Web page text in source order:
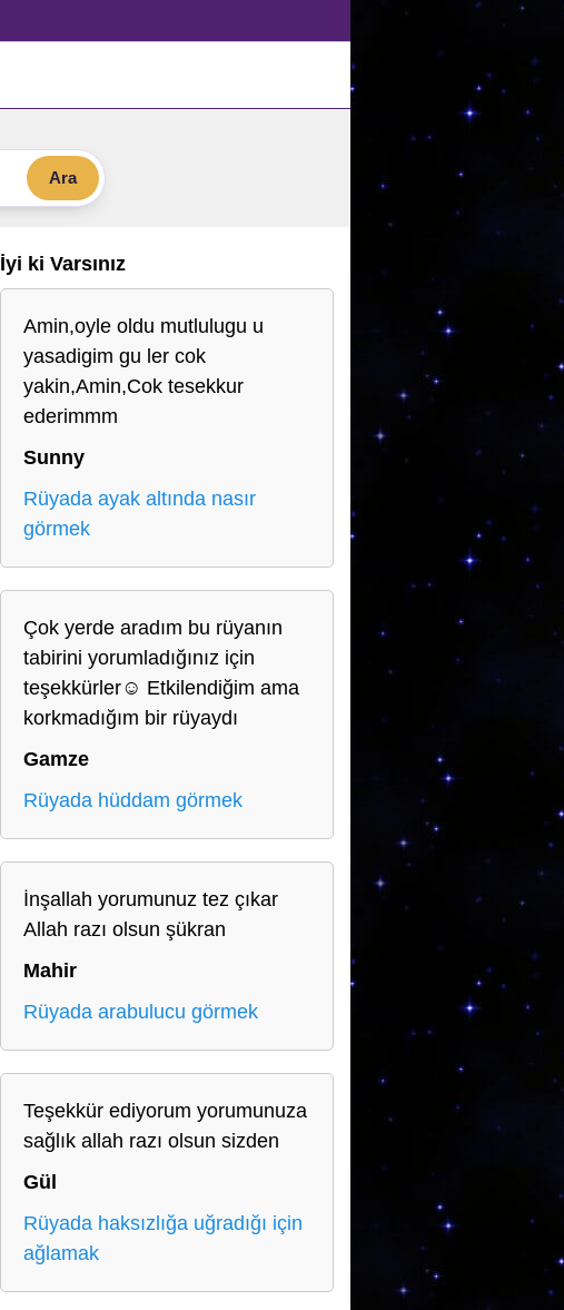
Ara
İyi ki Varsınız
Amin,oyle oldu mutlulugu u
yasadigim gu ler cok
yakin,Amin,Cok tesekkur
ederimmm
Sunny
Rüyada ayak altında nasır
görmek
Çok yerde aradım bu rüyanın
tabirini yorumladığınız için
teşekkürler☺️ Etkilendiğim ama
korkmadığım bir rüyaydı
Gamze
Rüyada hüddam görmek
İnşallah yorumunuz tez çıkar
Allah razı olsun şükran
Mahir
Rüyada arabulucu görmek
Teşekkür ediyorum yorumunuza
sağlık allah razı olsun sizden
Gül
Rüyada haksızlığa uğradığı için
ağlamak